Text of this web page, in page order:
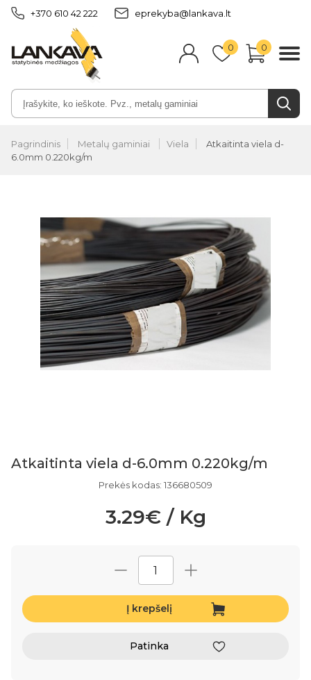
+370 610 42 222 eprekyba@lankava.lt
0 0
Pagrindinis Metalų gaminiai Viela
Atkaitinta viela d-
6.0mm 0.220kg/m
Atkaitinta viela d-6.0mm 0.220kg/m
Prekės kodas: 136680509
3.29€ / Kg
Į krepšelį
Patinka